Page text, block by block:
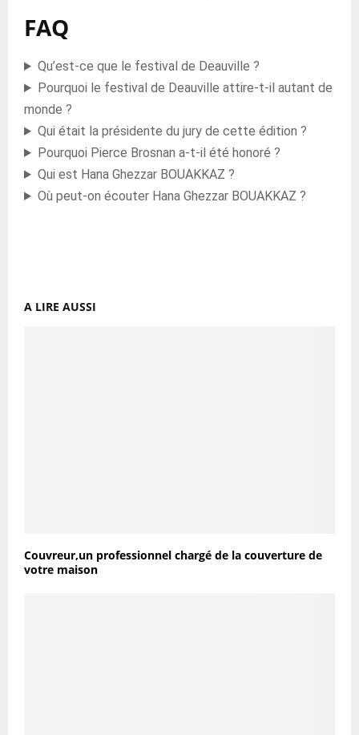
FAQ
Qu’est-ce que le festival de Deauville ?
Pourquoi le festival de Deauville attire-t-il autant de
monde ?
Qui était la présidente du jury de cette édition ?
Pourquoi Pierce Brosnan a-t-il été honoré ?
Qui est Hana Ghezzar BOUAKKAZ ?
Où peut-on écouter Hana Ghezzar BOUAKKAZ ?
A LIRE AUSSI
Couvreur,un professionnel chargé de la couverture de
votre maison